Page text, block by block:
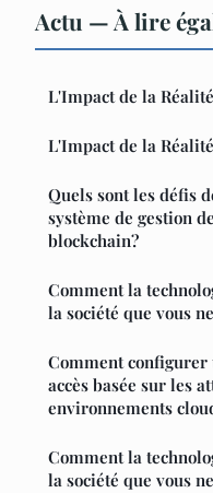
Actu — À lire
L'Impact de la
L'Impact de la
Quels sont les défis
système de gestion
blockchain?
Comment la
la société que vous
Comment configurer
accès basée sur les
environnements
Comment la
la société que vous